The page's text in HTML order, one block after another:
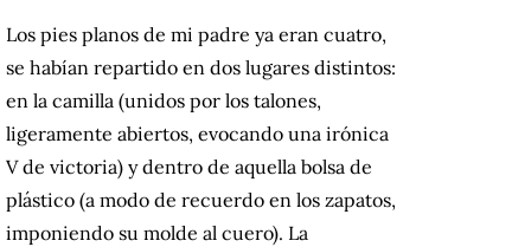
Los pies planos de mi padre ya eran cuatro,
se habían repartido en dos lugares distintos:
en la camilla (unidos por los talones,
ligeramente abiertos, evocando una irónica
V de victoria) y dentro de aquella bolsa de
plástico (a modo de recuerdo en los zapatos,
imponiendo su molde al cuero). La